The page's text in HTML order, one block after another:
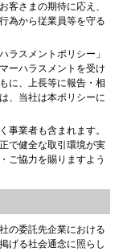
客さまの期待に応え、
為から従業員等を守る
ラスメントポリシー」
ーハラスメントを受け
に、上長等に報告・相
、当社は本ポリシーに
事業者も含まれます。
で健全な取引環境が実
ご協力を賜りますよう
の委託先企業における
げる社会通念に照らし